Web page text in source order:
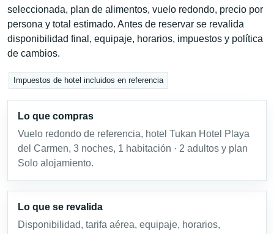
seleccionada, plan de alimentos, vuelo redondo, precio por
persona y total estimado. Antes de reservar se revalida
disponibilidad final, equipaje, horarios, impuestos y política
de cambios.
Impuestos de hotel incluidos en referencia
Lo que compras
Vuelo redondo de referencia, hotel Tukan Hotel Playa
del Carmen, 3 noches, 1 habitación · 2 adultos y plan
Solo alojamiento.
Lo que se revalida
Disponibilidad, tarifa aérea, equipaje, horarios,